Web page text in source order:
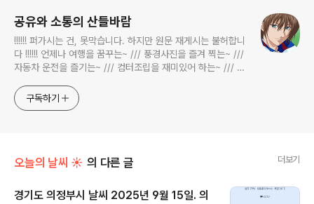
공유와 소통의 산들바람
!!!!!! 퍼가시는 건, 못막습니다. 하지만 원문 재게시는 불허합니
다 !!!!!! 언제나 여행을 꿈꾸는~ /// 풍경사진을 즐겨 찍는~ ///
자동차 운전을 즐기는~ /// 컴터조립을 재미있어 하는~ /// 고
식하는 미드가 있는~ /// 사회적 이슈에 발언하는~ 不老巨
구독하기
오늘의 날씨 ☀ 의 다른 글 더보기
경기도 의정부시 날씨 2025년 9월 15일. 의